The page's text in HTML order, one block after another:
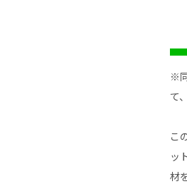
※
て
こ
ッ
材